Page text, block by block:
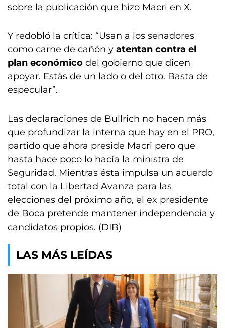
sobre la publicación que hizo Macri en X.
Y redobló la crítica: “Usan a los senadores
como carne de cañón y atentan contra el
plan económico del gobierno que dicen
apoyar. Estás de un lado o del otro. Basta de
especular”.
Las declaraciones de Bullrich no hacen más
que profundizar la interna que hay en el PRO,
partido que ahora preside Macri pero que
hasta hace poco lo hacía la ministra de
Seguridad. Mientras ésta impulsa un acuerdo
total con la Libertad Avanza para las
elecciones del próximo año, el ex presidente
de Boca pretende mantener independencia y
candidatos propios. (DIB)
LAS MÁS LEÍDAS